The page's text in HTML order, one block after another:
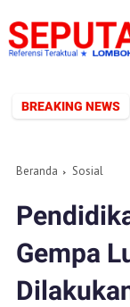
BREAKING NEWS
TERBENTUK, SIAP
Beranda Sosial
Gempa